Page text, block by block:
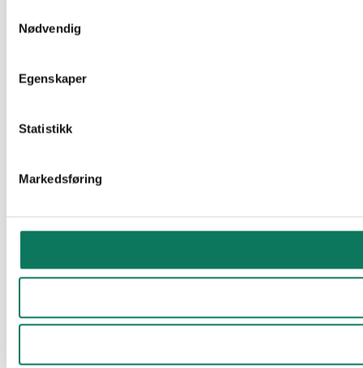
Nødvendig
Egenskaper
Statistikk
Markedsføring